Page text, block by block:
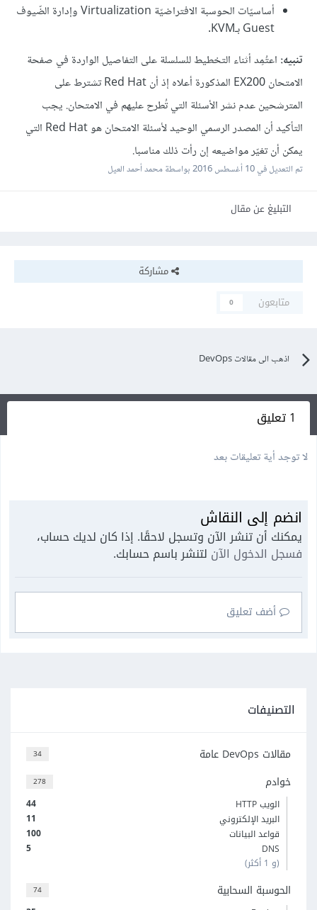
أساسيّات الحوسبة الافتراضيّة Virtualization وإدارة الضّيوف
Guest بـKVM.
تنبيه: اعتُمِد أثناء التخطيط للسلسلة على التفاصيل الواردة في صفحة
الامتحان EX200 المذكورة أعلاه إذ أن Red Hat تشترط على
المترشحين عدم نشر الأسئلة التي تُطرح عليهم في الامتحان. يجب
التأكيد أن المصدر الرسمي الوحيد لأسئلة الامتحان هو Red Hat التي
يمكن أن تغيّر مواضيعه إن رأت ذلك مناسبا.
تم التعديل في10 أغسطس 2016 بواسطة محمد أحمد العيل
التبليغ عن مقال
مشاركة
متابعون
0
اذهب الى مقالات DevOps
1 تعليق
لا توجد أية تعليقات بعد
انضم إلى النقاش
يمكنك أن تنشر الآن وتسجل لاحقًا. إذا كان لديك حساب،
فسجل الدخول الآن لتنشر باسم حسابك.
أضف تعليق
التصنيفات
34 مقالات DevOps عامة
278 خوادم
44
الويب HTTP
11
البريد الإلكتروني
100
قواعد البيانات
5
DNS
(و 1 أكثر)
74 الحوسبة السحابية